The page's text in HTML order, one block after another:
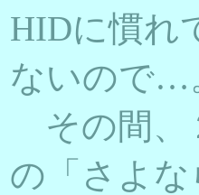
HIDに慣れ
ないので…
その間、
の「さよ